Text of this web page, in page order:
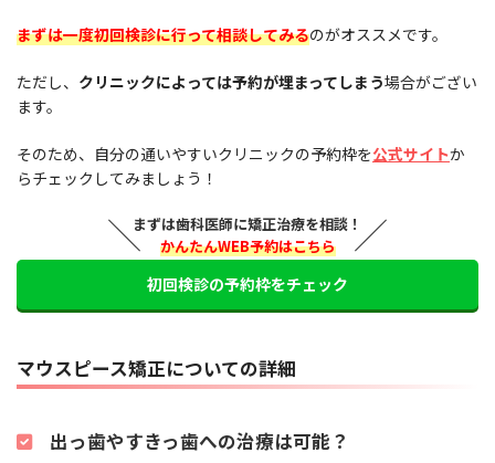
まずは一度初回検診に行って相談してみるのがオススメです。
ただし、 クリニックによっては予約が埋まってしまう場合がござい
ます。
そのため、自分の通いやすいクリニックの予約枠を公式サイトか
らチェックしてみましょう！
まずは歯科医師に矯正治療を相談！
かんたんWEB予約はこちら
初回検診の予約枠をチェック
マウスピース矯正についての詳細
出っ歯やすきっ歯への治療は可能？